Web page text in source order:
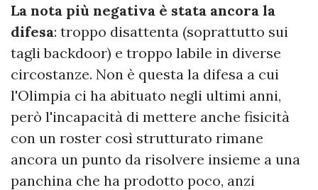
La nota più negativa è stata ancora la
difesa: troppo disattenta (soprattutto sui
tagli backdoor) e troppo labile in diverse
circostanze. Non è questa la difesa a cui
l'Olimpia ci ha abituato negli ultimi anni,
però l'incapacità di mettere anche fisicità
con un roster così strutturato rimane
ancora un punto da risolvere insieme a una
panchina che ha prodotto poco, anzi